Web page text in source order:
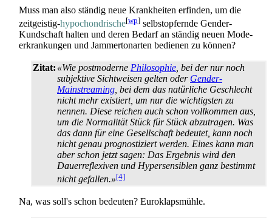
Muss man also ständig neue Krankheiten erfinden, um die
zeitgeistig-hypochondrische[wp] selbstopfernde Gender-
Kundschaft halten und deren Bedarf an ständig neuen Mode­
erkrankungen und Jammer­ton­arten bedienen zu können?
Zitat: «Wie postmoderne Philosophie , bei der nur noch
subjektive Sichtweisen gelten oder Gender-
Mainstreaming , bei dem das natürliche Geschlecht
nicht mehr existiert, um nur die wichtigsten zu
nennen. Diese reichen auch schon vollkommen aus,
um die Normalität Stück für Stück abzutragen. Was
das dann für eine Gesellschaft bedeutet, kann noch
nicht genau prognostiziert werden. Eines kann man
aber schon jetzt sagen: Das Ergebnis wird den
Dauer­reflexiven und Hyper­sensiblen ganz bestimmt
nicht gefallen.»[4]
Na, was soll's schon bedeuten? Euro­klapsmühle.